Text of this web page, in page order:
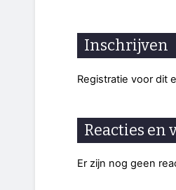
Inschrijven
Registratie voor dit
Reacties en
Er zijn nog geen